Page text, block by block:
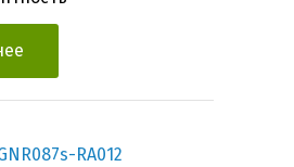
RA012